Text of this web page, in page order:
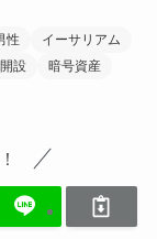
性
イーサリアム
設
暗号資産